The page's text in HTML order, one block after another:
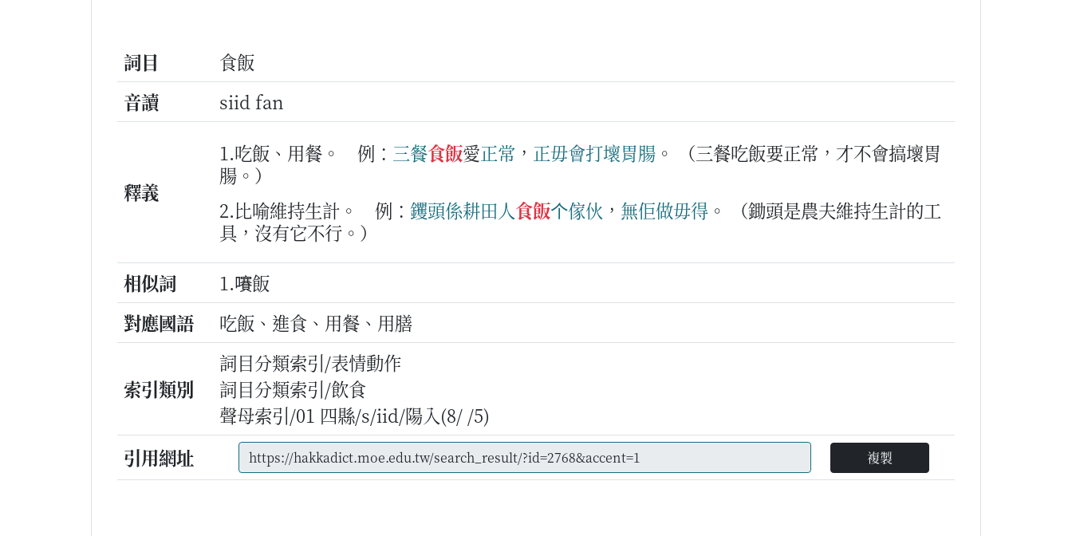
詞目
食飯
音讀
siid fan
釋義
1.吃飯、用餐。 例： 三餐食飯愛正常 ， 正毋會打壞胃腸 。
（三餐吃飯要正常，才不會搞壞胃
腸。）
2.比喻維持生計。
例： 钁頭係耕田人食飯个傢伙 ， 無佢做毋得 。
（鋤頭是農夫維持生計的工
具，沒有它不行。）
相似詞
1.㘔飯
對應國語
吃飯、進食、用餐、用膳
索引類別
詞目分類索引/表情動作
詞目分類索引/飲食
聲母索引/01 四縣/s/iid/陽入(8/ /5)
引用網址
複製